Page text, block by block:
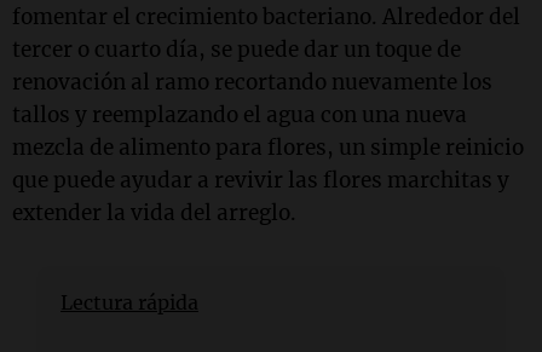
fomentar el crecimiento bacteriano. Alrededor del
tercer o cuarto día, se puede dar un toque de
renovación al ramo recortando nuevamente los
tallos y reemplazando el agua con una nueva
mezcla de alimento para flores, un simple reinicio
que puede ayudar a revivir las flores marchitas y
extender la vida del arreglo.
Lectura rápida